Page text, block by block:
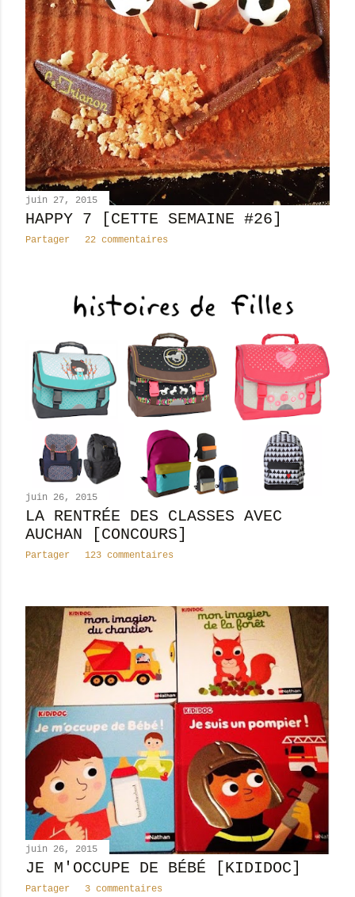
juin 27, 2015
HAPPY 7 [CETTE SEMAINE #26]
Partager 22 commentaires
juin 26, 2015
LA RENTRÉE DES CLASSES AVEC
AUCHAN [CONCOURS]
Partager 123 commentaires
juin 26, 2015
JE M'OCCUPE DE BÉBÉ [KIDIDOC]
Partager 3 commentaires